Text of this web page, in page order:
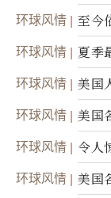
环球风情 至今
环球风情 夏季
环球风情
美国
50周
环球风情 美国
环球风情 令人
环球风情 美国